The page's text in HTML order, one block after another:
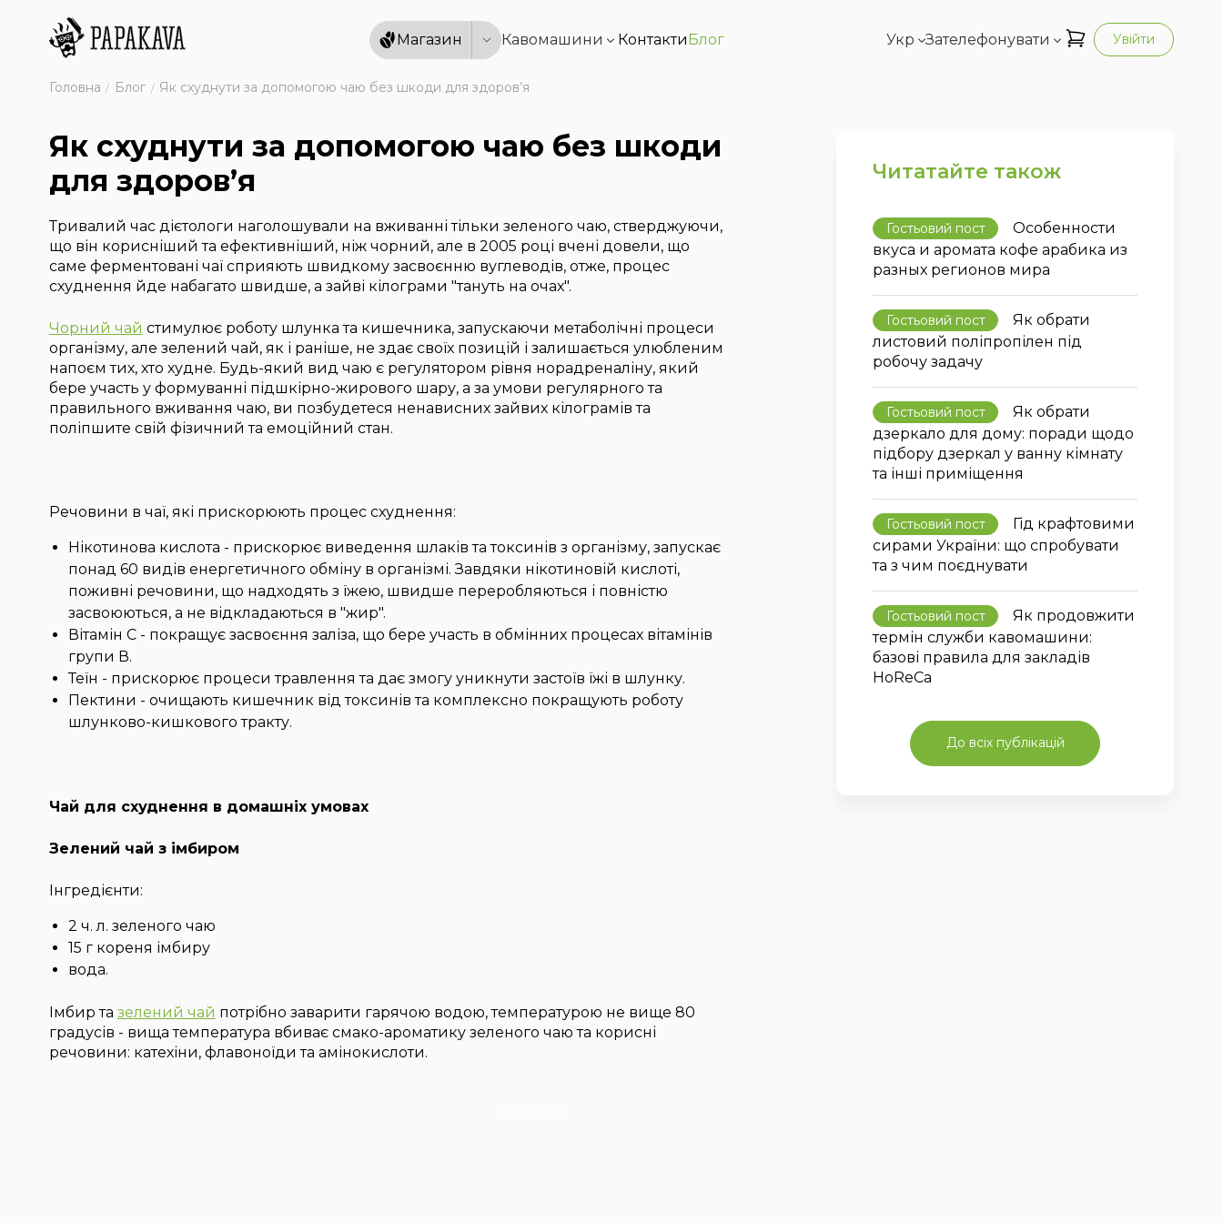
Магазин Кавомашини КонтактиБлог Укр Зателефонувати Увійти
Головна Блог Як схуднути за допомогою чаю без шкоди для здоров’я
Як схуднути за допомогою чаю без шкоди
для здоров’я
Тривалий час дієтологи наголошували на вживанні тільки зеленого чаю, стверджуючи,
що він корисніший та ефективніший, ніж чорний, але в 2005 році вчені довели, що
саме ферментовані чаї сприяють швидкому засвоєнню вуглеводів, отже, процес
схуднення йде набагато швидше, а зайві кілограми "тануть на очах".
Чорний чай стимулює роботу шлунка та кишечника, запускаючи метаболічні процеси
організму, але зелений чай, як і раніше, не здає своїх позицій і залишається улюбленим
напоєм тих, хто худне. Будь-який вид чаю є регулятором рівня норадреналіну, який
бере участь у формуванні підшкірно-жирового шару, а за умови регулярного та
правильного вживання чаю, ви позбудетеся ненависних зайвих кілограмів та
поліпшите свій фізичний та емоційний стан.
Речовини в чаї, які прискорюють процес схуднення:
Нікотинова кислота - прискорює виведення шлаків та токсинів з організму, запускає
понад 60 видів енергетичного обміну в організмі. Завдяки нікотиновій кислоті,
поживні речовини, що надходять з їжею, швидше переробляються і повністю
засвоюються, а не відкладаються в "жир".
Вітамін C - покращує засвоєння заліза, що бере участь в обмінних процесах вітамінів
групи В.
Теїн - прискорює процеси травлення та дає змогу уникнути застоїв їжі в шлунку.
Пектини - очищають кишечник від токсинів та комплексно покращують роботу
шлунково-кишкового тракту.
Чай для схуднення в домашніх умовах
Зелений чай з імбиром
Інгредієнти:
2 ч. л. зеленого чаю
15 г кореня імбиру
вода.
Імбир та зелений чай потрібно заварити гарячою водою, температурою не вище 80
градусів - вища температура вбиває смако-ароматику зеленого чаю та корисні
речовини: катехіни, флавоноїди та амінокислоти.
Читатайте також
Гостьовий пост
Особенности
вкуса и аромата кофе арабика из
разных регионов мира
Гостьовий пост
Як обрати
листовий поліпропілен під
робочу задачу
Гостьовий пост
Як обрати
дзеркало для дому: поради щодо
підбору дзеркал у ванну кімнату
та інші приміщення
Гостьовий пост
Гід крафтовими
сирами України: що спробувати
та з чим поєднувати
Гостьовий пост
Як продовжити
термін служби кавомашини:
базові правила для закладів
HoReCa
До всіх публікацій